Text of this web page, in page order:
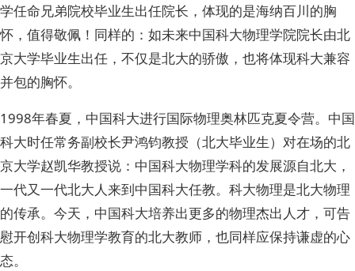
学任命兄弟院校毕业生出任院长，体现的是海纳百川的胸
怀，值得敬佩！同样的：如未来中国科大物理学院院长由北
京大学毕业生出任，不仅是北大的骄傲，也将体现科大兼容
并包的胸怀。
1998年春夏，中国科大进行国际物理奥林匹克夏令营。中国
科大时任常务副校长尹鸿钧教授（北大毕业生）对在场的北
京大学赵凯华教授说：中国科大物理学科的发展源自北大，
一代又一代北大人来到中国科大任教。科大物理是北大物理
的传承。今天，中国科大培养出更多的物理杰出人才，可告
慰开创科大物理学教育的北大教师，也同样应保持谦虚的心
态。